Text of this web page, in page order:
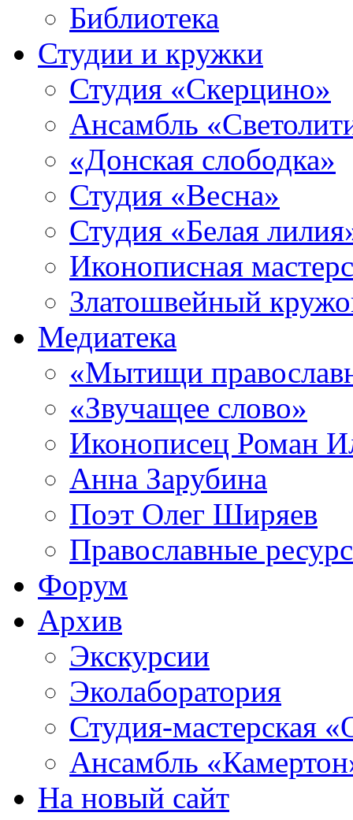
Библиотека
Студии и кружки
Студия «Скерцино»
Ансамбль
«Донская слободка»
Студия «Весна»
Студия «Белая
Иконописная
Златошвейный
Медиатека
«Мытищи
«Звучащее слово»
Иконописец Роман
Анна Зарубина
Поэт Олег Ширяев
Православные
Форум
Архив
Экскурсии
Эколаборатория
Студия-мастерская
Ансамбль
На новый сайт